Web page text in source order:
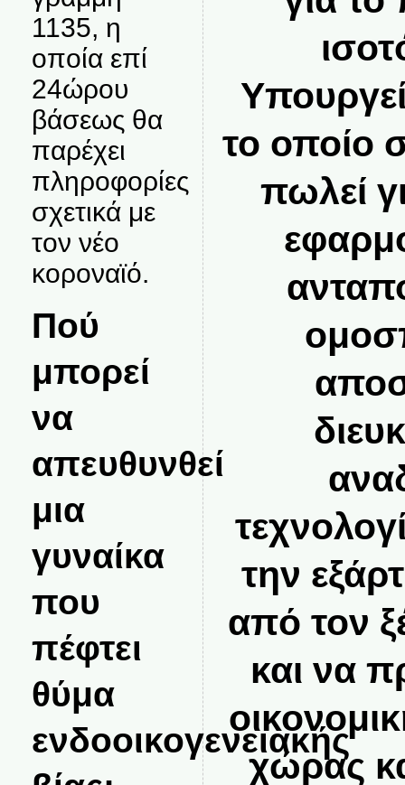
1135, η
οποία επί
24ώρου
βάσεως θα
παρέχει
πληροφορίες
σχετικά με
τον νέο
κοροναϊό.
Πού
μπορεί
να
απευθυνθεί
μια
γυναίκα
που
πέφτει
θύμα
ενδοοικογενειακής
το οποίο
πωλεί
την
από τον
και να
χώρας